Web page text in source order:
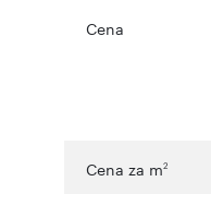
Cena
Cena za m2